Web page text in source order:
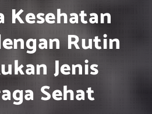
Kesehatan
Rutin
Jenis
Sehat